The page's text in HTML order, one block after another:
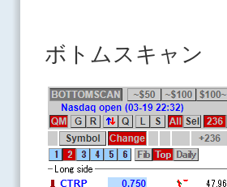
ボトムスキャン